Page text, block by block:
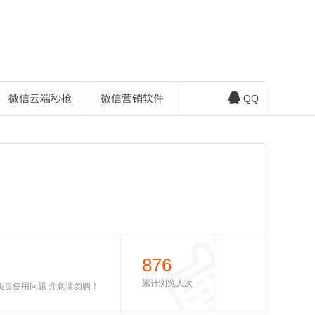
微信云端秒抢 微信营销软件 QQ
使用问题 介意请勿购！
876
累计浏览人次